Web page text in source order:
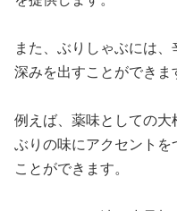
また、ぶりしゃぶには
深みを出すことができま
例えば、薬味としての大
ぶりの味にアクセント
ことができます。